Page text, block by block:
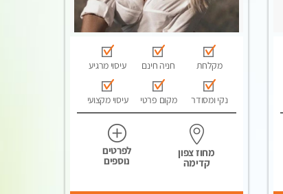
מקלחת חניה חינם עיסוי מרגיע
נקי ומסודר מקום פרטי עיסוי מקצועי
מחוז צפון
קדימה
לפרטים
נוספים